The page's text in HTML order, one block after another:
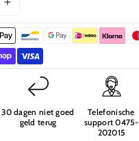
Aantal
verhogen
voor
02053
Body
Clips
Stuks)
30 dagen niet goed
geld terug
Telefonische
support 0475-
202015